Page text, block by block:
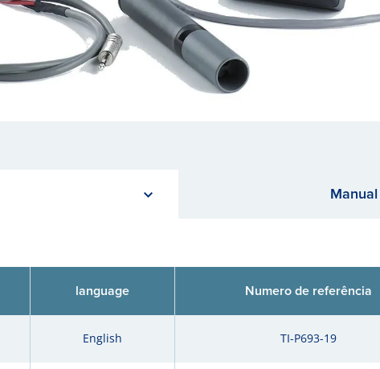
language Numero de referência
English TI-P693-19